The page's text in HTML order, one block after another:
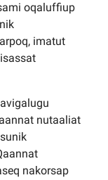
oqaluffiup
imatut
nutaaliat
nakorsap